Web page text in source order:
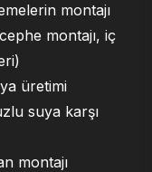
montajı
montajı, iç
üretimi
suya karşı
montajı